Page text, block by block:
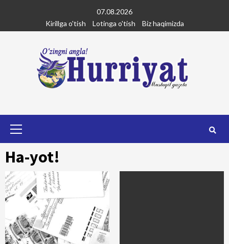
content
07.08.2026
Kirillga o'tish
Lotinga o'tish Biz haqimizda
Ha-yot!